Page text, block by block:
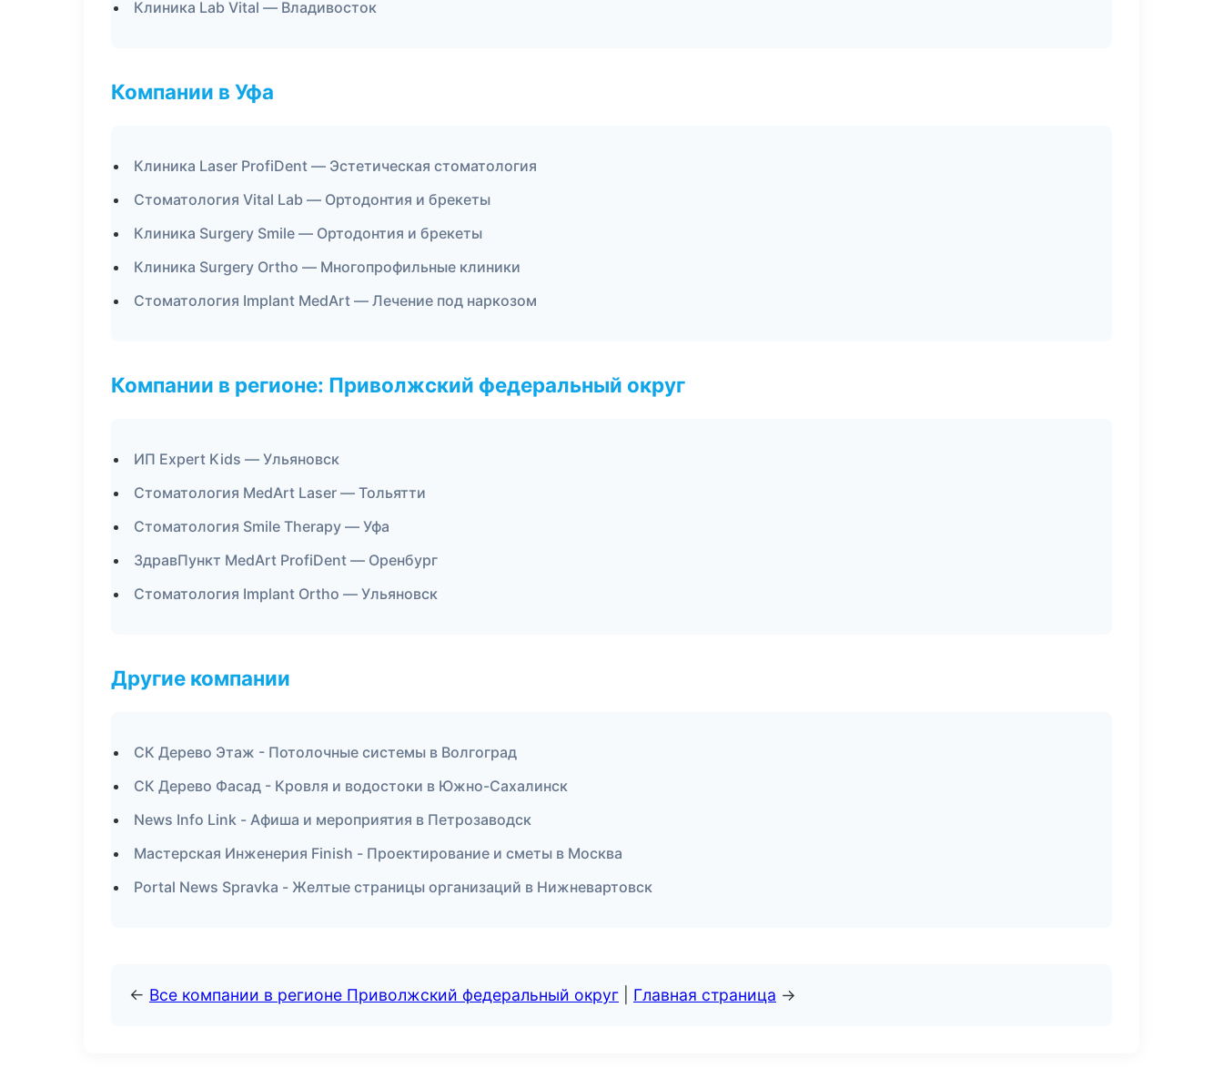
Клиника Lab Vital — Владивосток
Компании в Уфа
Клиника Laser ProfiDent — Эстетическая стоматология
Стоматология Vital Lab — Ортодонтия и брекеты
Клиника Surgery Smile — Ортодонтия и брекеты
Клиника Surgery Ortho — Многопрофильные клиники
Стоматология Implant MedArt — Лечение под наркозом
Компании в регионе: Приволжский федеральный округ
ИП Expert Kids — Ульяновск
Стоматология MedArt Laser — Тольятти
Стоматология Smile Therapy — Уфа
ЗдравПункт MedArt ProfiDent — Оренбург
Стоматология Implant Ortho — Ульяновск
Другие компании
СК Дерево Этаж - Потолочные системы в Волгоград
СК Дерево Фасад - Кровля и водостоки в Южно-Сахалинск
News Info Link - Афиша и мероприятия в Петрозаводск
Мастерская Инженерия Finish - Проектирование и сметы в Москва
Portal News Spravka - Желтые страницы организаций в Нижневартовск
← Все компании в регионе Приволжский федеральный округ Главная страница →